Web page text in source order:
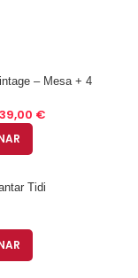
– Mesa + 4
€
Tidi